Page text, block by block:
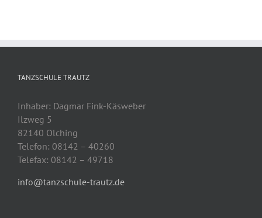
TANZSCHULE TRAUTZ
Inhaber: Dagmar Fink-Käsweber
Ilzweg 5
82140 Olching
Telefon: 08142 – 40260
Telefax: 08142 – 49718
info@tanzschule-trautz.de